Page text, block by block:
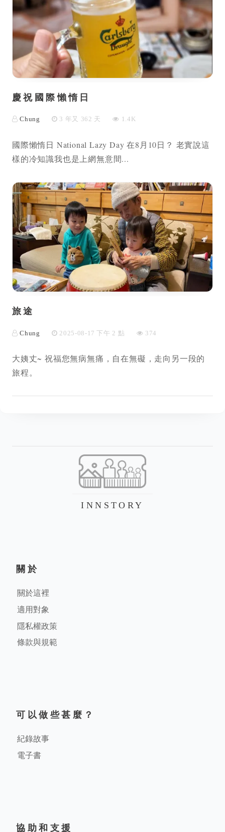
慶祝國際懶惰日
Chung 3 年又 362 天 1.4K
國際懶惰日 National Lazy Day 在8月10日？ 老實說這
樣的冷知識我也是上網無意間...
旅途
Chung 2025-08-17 下午 2 點 374
大姨丈~ 祝福您無病無痛，自在無礙，走向另一段的
旅程。
INNSTORY
關於
關於這裡
適用對象
隱私權政策
條款與規範
可以做些甚麼？
紀錄故事
電子書
協助和支援